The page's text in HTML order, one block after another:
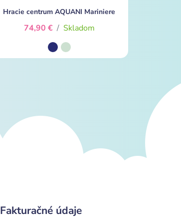
Hracie centrum AQUANI Mariniere
74,90 € / Skladom
Fakturačné údaje